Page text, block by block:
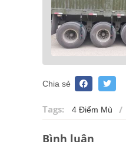
Chia sẻ
Tags: 4 Điểm Mù
Bình luận